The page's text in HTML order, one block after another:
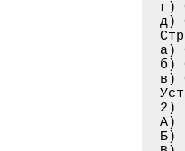
г)
д)
а)
б)
в)
2)
А)
Б)